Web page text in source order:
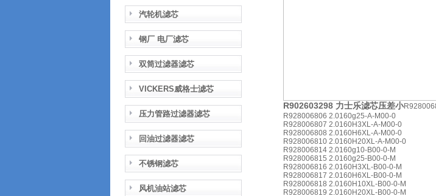
汽轮机滤芯
钢厂 电厂滤芯
双筒过滤器滤芯
VICKERS威格士滤芯
压力管路过滤器滤芯
回油过滤器滤芯
不锈钢滤芯
风机油站滤芯
R902603298 力士乐滤芯压差小
R928006806 2.0160g25-A-M00-0
R928006807 2.0160H3XL-A-M00-0
R928006808 2.0160H6XL-A-M00-0
R928006810 2.0160H20XL-A-M00-0
R928006814 2.0160g10-B00-0-M
R928006815 2.0160g25-B00-0-M
R928006816 2.0160H3XL-B00-0-M
R928006817 2.0160H6XL-B00-0-M
R928006818 2.0160H10XL-B00-0-M
R928006819 2.0160H20XL-B00-0-M